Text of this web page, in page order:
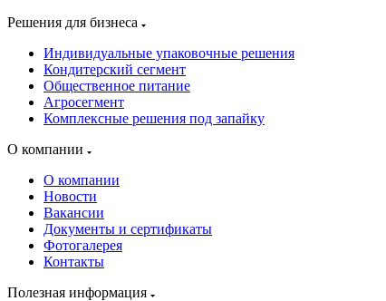
Решения для бизнеса
Индивидуальные упаковочные решения
Кондитерский сегмент
Общественное питание
Агросегмент
Комплексные решения под запайку
О компании
О компании
Новости
Вакансии
Документы и сертификаты
Фотогалерея
Контакты
Полезная информация